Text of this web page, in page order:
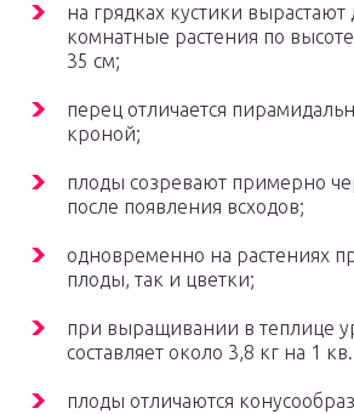
на грядках кустики вырастают
комнатные растения по
35 см;
перец отличается
кроной;
плоды созревают примерно
после появления всходов;
одновременно на растениях
плоды, так и цветки;
при выращивании в теплице
составляет около 3,8 кг на 1
плоды отличаются